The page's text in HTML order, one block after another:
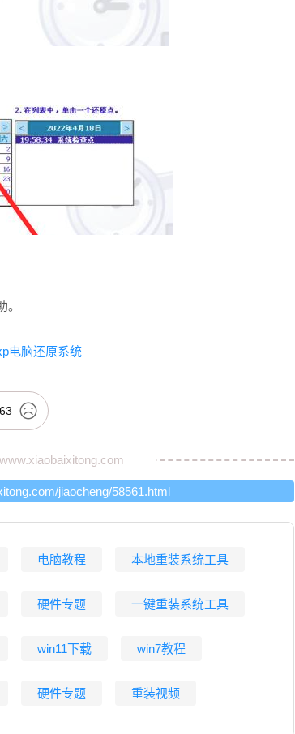
电脑还原系统
63
www.xiaobaixitong.com
jiaocheng/58561.html
电脑教程 本地重装系统工具
硬件专题 一键重装系统工具
win11下载 win7教程
硬件专题 重装视频